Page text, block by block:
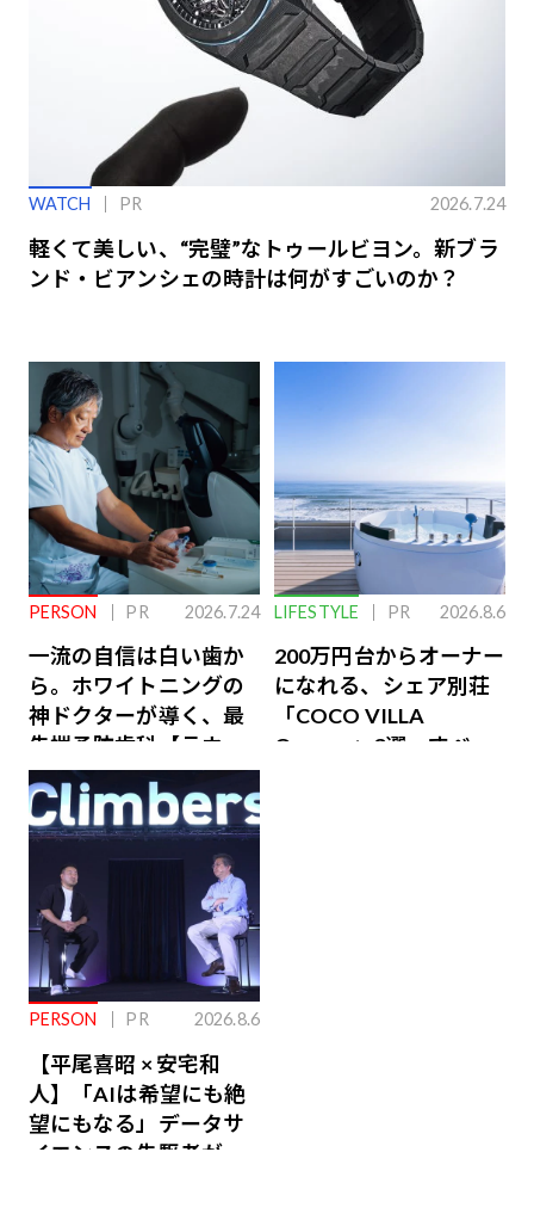
WATCH PR 2026.7.24
軽くて美しい、“完璧”なトゥールビヨン。新ブラ
ンド・ビアンシェの時計は何がすごいのか？
PERSON PR 2026.7.24
一流の自信は白い歯か
ら。ホワイトニングの
神ドクターが導く、最
先端予防歯科【ラウン
ジ会員特典あり】
LIFESTYLE PR 2026.8.6
200万円台からオーナー
になれる、シェア別荘
「COCO VILLA
Owners」3選。すべて
PERSON PR 2026.8.6
【平尾喜昭 × 安宅和
人】「AIは希望にも絶
望にもなる」データサ
イエンスの先駆者が語